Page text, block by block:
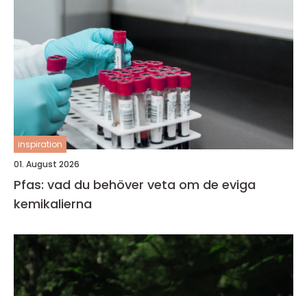
inspiration
01. August 2026
Pfas: vad du behöver veta om de eviga
kemikalierna